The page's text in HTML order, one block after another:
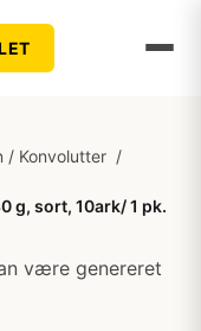
/ Konvolutter /
g, sort, 10ark/ 1 pk.
være genereret